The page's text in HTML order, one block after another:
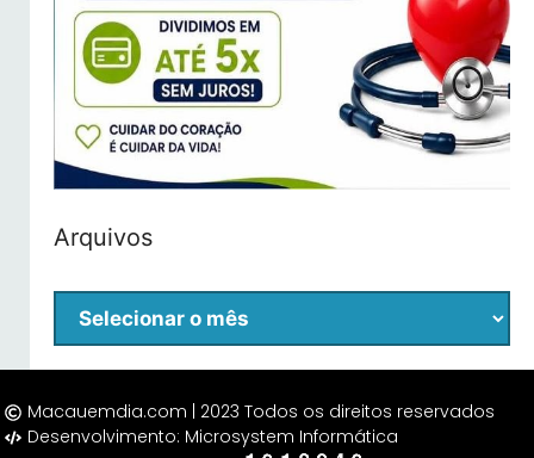
Arquivos
Macauemdia.com | 2023 Todos os direitos reservados
Desenvolvimento: Microsystem Informática